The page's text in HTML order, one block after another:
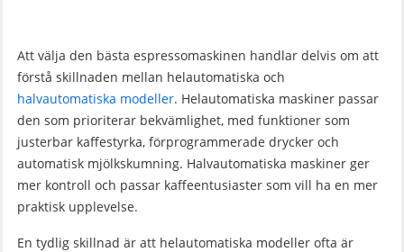
Att välja den bästa espressomaskinen handlar delvis om att
förstå skillnaden mellan helautomatiska och
halvautomatiska modeller. Helautomatiska maskiner passar
den som prioriterar bekvämlighet, med funktioner som
justerbar kaffestyrka, förprogrammerade drycker och
automatisk mjölkskumning. Halvautomatiska maskiner ger
mer kontroll och passar kaffeentusiaster som vill ha en mer
praktisk upplevelse.
En tydlig skillnad är att helautomatiska modeller ofta är